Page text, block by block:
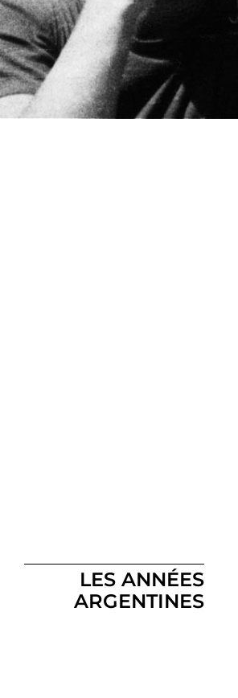
LES ANNÉES
ARGENTINES